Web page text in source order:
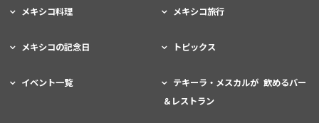
メキシコ料理 メキシコ旅行
メキシコの記念日 トピックス
イベント一覧
テキーラ・メスカルが 飲めるバー
＆レストラン